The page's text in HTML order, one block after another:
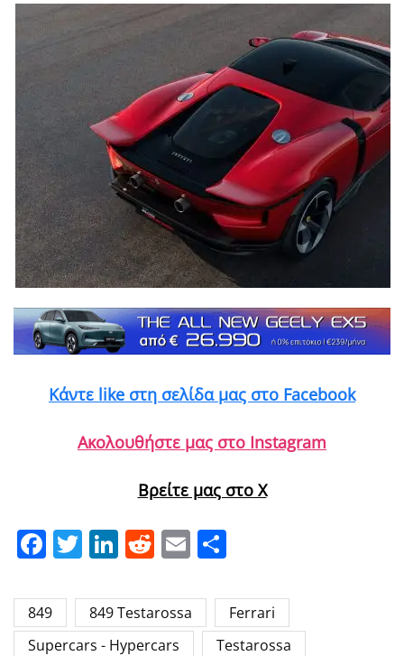
Κάντε like στη σελίδα μας στο Facebook
Ακολουθήστε μας στο Instagram
Βρείτε μας στο X
Facebook
Twitter
LinkedIn
Reddit
Email
849 849 Testarossa
Ferrari
Supercars - Hypercars
Testarossa